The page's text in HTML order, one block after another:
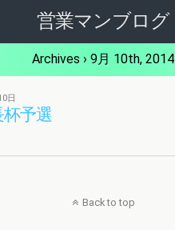
営業マンブログ
Archives › 9月 10th, 2014
日
予選
Back to top